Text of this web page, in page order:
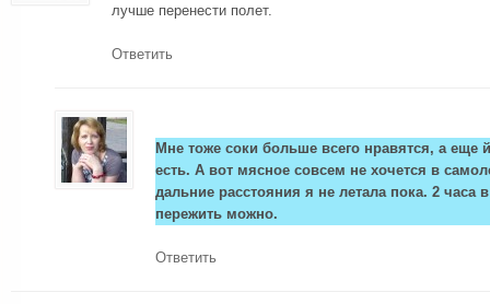
лучше перенести полет.
Ответить
Мне тоже соки больше всего нравятся, а еще
есть. А вот мясное совсем не хочется в
дальние расстояния я не летала пока. 2 часа
пережить можно.
Ответить